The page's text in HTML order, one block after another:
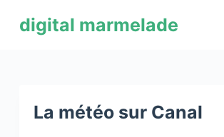
digital marmelade
La météo sur Canal